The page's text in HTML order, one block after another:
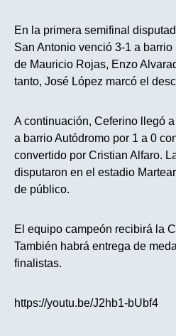
En la primera semifinal
San Antonio venció 3-1 a
de Mauricio Rojas, Enzo
tanto, José López marcó el
A continuación, Ceferino llegó
a barrio Autódromo por 1 a 0
convertido por Cristian Alfaro.
disputaron en el estadio
de público.
El equipo campeón recibirá la
También habrá entrega de
finalistas.
https://youtu.be/J2hb1-bUbf4